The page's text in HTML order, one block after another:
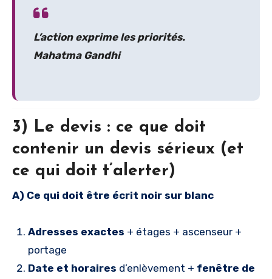
L’action exprime les priorités.
Mahatma Gandhi
3) Le devis : ce que doit
contenir un devis sérieux (et
ce qui doit t’alerter)
A) Ce qui doit être écrit noir sur blanc
Adresses exactes + étages + ascenseur +
portage
Date et horaires d’enlèvement + fenêtre de